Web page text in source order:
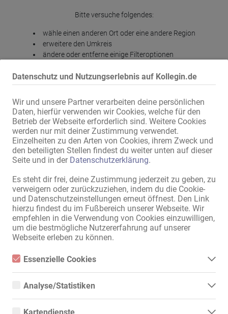
Datenschutz und Nutzungserlebnis auf Kollegin.de
Wir und unsere Partner verarbeiten deine persönlichen
Daten, hierfür verwenden wir Cookies, welche für den
Betrieb der Webseite erforderlich sind. Weitere Cookies
werden nur mit deiner Zustimmung verwendet.
Einzelheiten zu den Arten von Cookies, ihrem Zweck und
den beteiligten Stellen findest du weiter unten auf dieser
Seite und in der Datenschutzerklärung.
Es steht dir frei, deine Zustimmung jederzeit zu geben, zu
verweigern oder zurückzuziehen, indem du die Cookie-
und Datenschutzeinstellungen erneut öffnest. Den Link
hierzu findest du im Fußbereich unserer Webseite. Wir
empfehlen in die Verwendung von Cookies einzuwilligen,
um die bestmögliche Nutzererfahrung auf unserer
Webseite erleben zu können.
Essenzielle Cookies
Essenzielle Cookies sind alle notwendigen Cookies, die für den
ermöglicht werden. Die Webseite kann ohne diese Cookies nicht
Analyse/Statistiken
Analyse- bzw. Statistikcookies sind Cookies, die der Analyse der
Kartendienste
Bitte versuche folgendes:
wähle einen anderen Ort oder eine andere Region
erweitere den Umkreis
ändere oder entferne einige Filteroptionen
Wir danken für Dein Verständnis und wünschen weiterhin viel
Erfolg auf Kollegin.de!
Zum Anzeigenmarkt
Sitemap
Home
Service / Fachkräfte
Geschäfte / Immobilien
Marktplatz
News
Informationen
Impressum